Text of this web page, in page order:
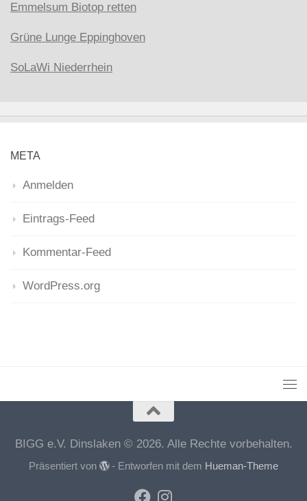
Emmelsum Biotop retten
Grüne Lunge Eppinghoven
SoLaWi Niederrhein
META
Anmelden
Eintrags-Feed
Kommentar-Feed
WordPress.org
BIGG e.V. Dinslaken © 2026. Alle Rechte vorbehalten.
Präsentiert von - Entworfen mit dem Hueman-Theme